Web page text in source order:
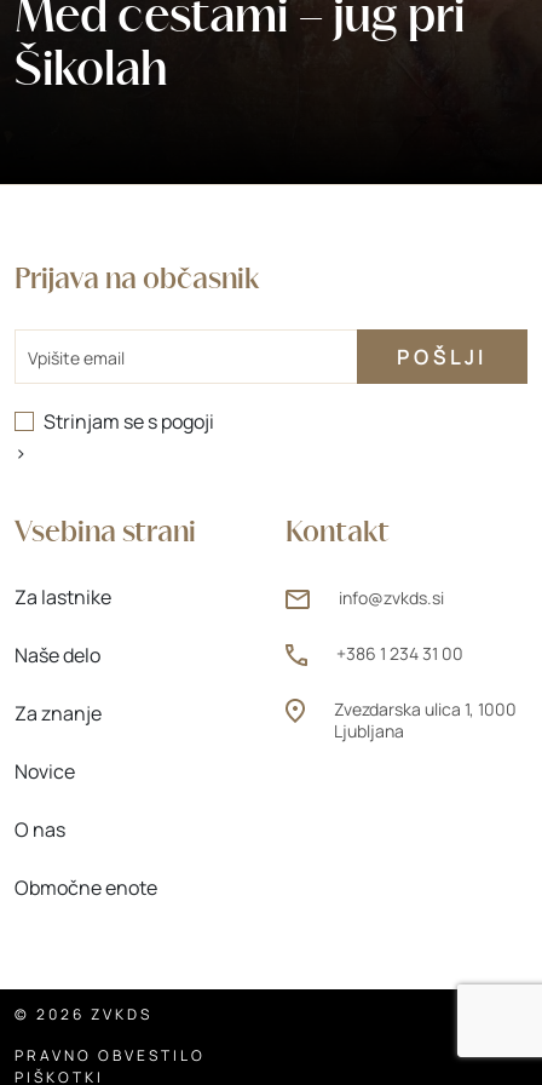
Med cestami – jug pri
Šikolah
Kontakt
info@zvkds.si
+386 1 234 31 00
Zvezdarska ulica 1, 1000
Ljubljana
Vsebina strani
Za lastnike
Naše delo
Za znanje
Novice
O nas
Območne enote
Prijava na občasnik
Strinjam se spogoji
>
© 2026 ZVKDS
PRAVNO OBVESTILO
PIŠKOTKI